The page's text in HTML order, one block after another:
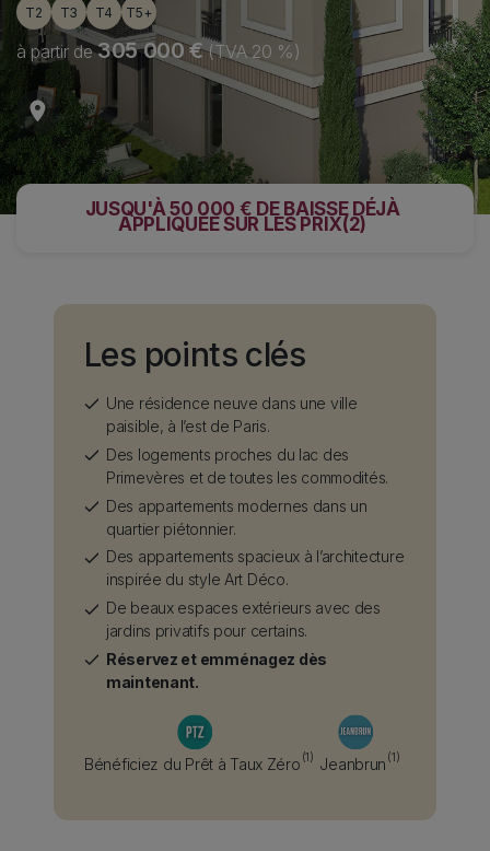
T2 T3 T4 T5+
à partir de 305 000 € (TVA 20 %)
Informative banner
JUSQU'À 50 000 € DE BAISSE DÉJÀ
APPLIQUÉE SUR LES PRIX(2)
Les points clés
Une résidence neuve dans une ville
paisible, à l’est de Paris.
Des logements proches du lac des
Primevères et de toutes les commodités.
Des appartements modernes dans un
quartier piétonnier.
Des appartements spacieux à l’architecture
inspirée du style Art Déco.
De beaux espaces extérieurs avec des
jardins privatifs pour certains.
Réservez et emménagez dès
maintenant.
Bénéficiez du Prêt à Taux Zéro (1) Jeanbrun (1)